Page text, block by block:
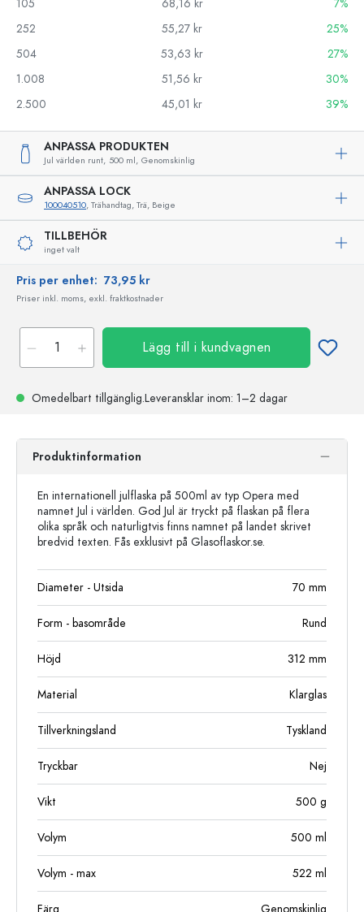
105
68,16 kr
7%
252
55,27 kr
25%
504
53,63 kr
27%
1.008
51,56 kr
30%
2.500
45,01 kr 39%
ANPASSA PRODUKTEN
Jul världen runt, 500 ml, Genomskinlig
ANPASSA LOCK
100040510, Trähandtag, Trä, Beige
TILLBEHÖR
inget valt
Pris per enhet: 73,95 kr
Priser inkl. moms, exkl. fraktkostnader
Lägg till i kundvagnen
Omedelbart tillgänglig.Leveransklar inom: 1–2 dagar
Produktinformation
En internationell julflaska på 500ml av typ Opera med
namnet Jul i världen. God Jul är tryckt på flaskan på flera
olika språk och naturligtvis finns namnet på landet skrivet
bredvid texten. Fås exklusivt på Glasoflaskor.se.
Diameter - Utsida 70 mm
Form - basområde Rund
Höjd 312 mm
Material Klarglas
Tillverkningsland Tyskland
Tryckbar Nej
Vikt 500 g
Volym 500 ml
Volym - max 522 ml